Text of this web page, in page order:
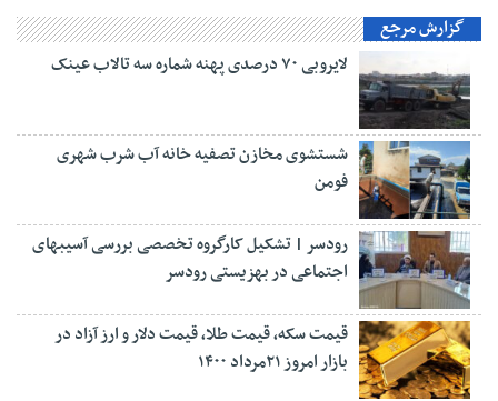
گزارش مرجع
لایروبی ۷۰ درصدی پهنه شماره سه تالاب عینک
شستشوی مخازن تصفیه خانه آب شرب شهری
فومن
رودسر | تشکیل کارگروه تخصصی بررسی آسیبهای
اجتماعی در بهزیستی رودسر
قیمت سکه، قیمت طلا، قیمت دلار و ارز آزاد در
بازار امروز ۲۱مرداد ۱۴۰۰